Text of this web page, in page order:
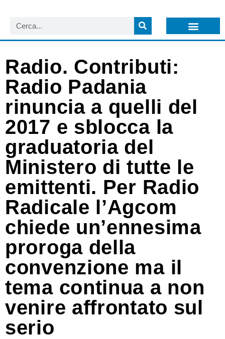
Radio. Contributi:
Radio Padania
rinuncia a quelli del
2017 e sblocca la
graduatoria del
Ministero di tutte le
emittenti. Per Radio
Radicale l’Agcom
chiede un’ennesima
proroga della
convenzione ma il
tema continua a non
venire affrontato sul
serio